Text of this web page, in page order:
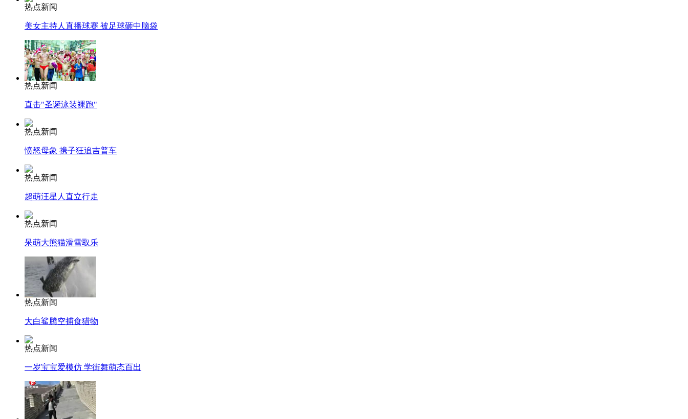
热点新闻
美女主持人直播球赛 被足球砸中脑袋
热点新闻
直击"圣诞泳装裸跑"
热点新闻
愤怒母象 携子狂追吉普车
热点新闻
超萌汪星人直立行走
热点新闻
呆萌大熊猫滑雪取乐
热点新闻
大白鲨腾空捕食猎物
热点新闻
一岁宝宝爱模仿 学街舞萌态百出